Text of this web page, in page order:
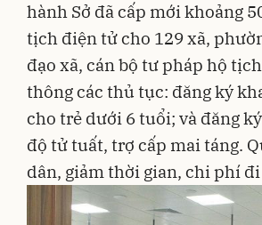
hành Sở đã cấp mới khoảng
tịch điện tử cho 129 xã,
đạo xã, cán bộ tư pháp hộ
thông các thủ tục: đăng ký
cho trẻ dưới 6 tuổi; và đăng
độ tử tuất, trợ cấp mai táng.
dân, giảm thời gian, chi phí